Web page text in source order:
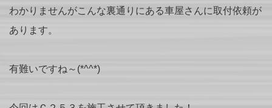
わかりませんがこんな裏通りにある車屋さんに取付依頼が
あります。
有難いですね～(*^^*)